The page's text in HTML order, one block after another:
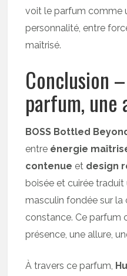
voit le parfum comme
personnalité, entre
maîtrisé.
Conclusion
parfum,
BOSS Bottled
entre énergie
contenue et design
boisée et cuirée
masculin fondée sur la
constance. Ce parfum
présence, une allure,
À travers ce parfum,